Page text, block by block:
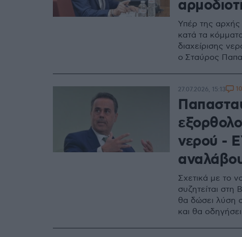
Υπέρ της
κατά τα
διαχείρισης
ο Σταύρος
νερού -
Σχετικά με το
συζητείται στη
θα δώσει λύση
και θα
27.07.2026, 15:13 10